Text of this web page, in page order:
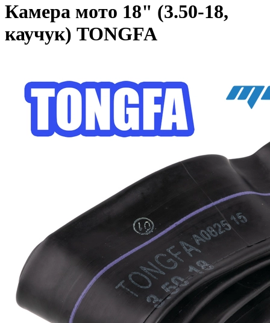
Камера мото 18" (3.50-18,
каучук) TONGFA